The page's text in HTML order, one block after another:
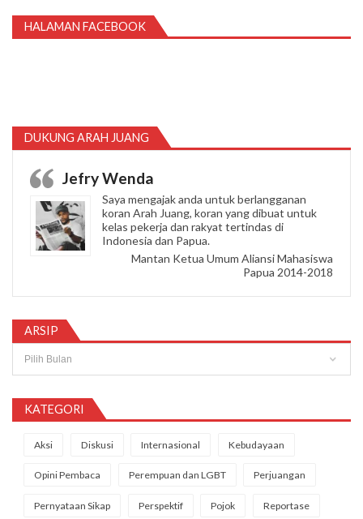
HALAMAN FACEBOOK
DUKUNG ARAH JUANG
Jefry Wenda
Saya mengajak anda untuk berlangganan
koran Arah Juang, koran yang dibuat untuk
kelas pekerja dan rakyat tertindas di
Indonesia dan Papua.
Mantan Ketua Umum Aliansi Mahasiswa
Papua 2014-2018
ARSIP
KATEGORI
Aksi Diskusi Internasional Kebudayaan
Opini Pembaca Perempuan dan LGBT Perjuangan
Pernyataan Sikap Perspektif Pojok Reportase